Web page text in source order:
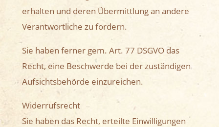
erhalten und deren Übermittlung an andere
Verantwortliche zu fordern.
Sie haben ferner gem. Art. 77 DSGVO das
Recht, eine Beschwerde bei der zuständigen
Aufsichtsbehörde einzureichen.
Widerrufsrecht
Sie haben das Recht, erteilte Einwilligungen